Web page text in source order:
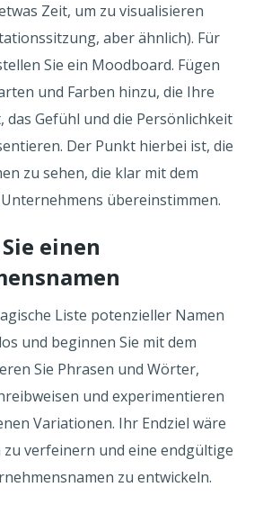
Zeit, um zu visualisieren
aber ähnlich). Für
Sie ein Moodboard. Fügen
und Farben hinzu, die Ihre
Gefühl und die Persönlichkeit
Der Punkt hierbei ist, die
zu sehen, die klar mit dem
übereinstimmen.
einen
Liste potenzieller Namen
und beginnen Sie mit dem
Sie Phrasen und Wörter,
und experimentieren
Variationen. Ihr Endziel wäre
zu verfeinern und eine endgültige
zu entwickeln.